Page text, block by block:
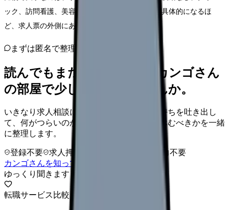
ック、訪問看護、美容、子育て両立など、希望が具体的になるほ
ど、求人票の外側にある情報が重要になります。
まずは匿名で整理
読んでもまだ苦しいなら、カンゴさん
の部屋で少し話してみませんか。
いきなり求人相談には進みません。今の気持ちを吐き出し
て、何がつらいのか、辞めるべきか、少し休むべきかを一緒
に整理します。
登録不要 求人押し売りなし
病院名は入力不要
カンゴさんを知ってから相談する
ゆっくり聞きます
転職サービス比較